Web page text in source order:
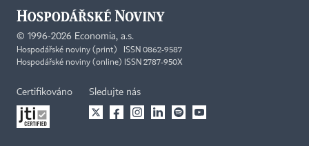
© 1996-2026 Economia, a.s.
Hospodářské noviny (print) ISSN 0862-9587
Hospodářské noviny (online) ISSN 2787-950X
Certifikováno Sledujte nás